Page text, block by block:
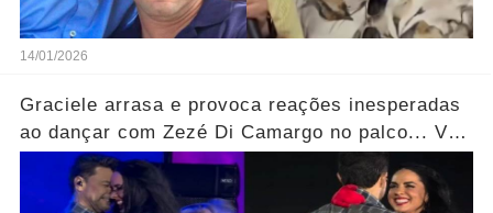
14/01/2026
Graciele arrasa e provoca reações inesperadas
ao dançar com Zezé Di Camargo no palco... Ver